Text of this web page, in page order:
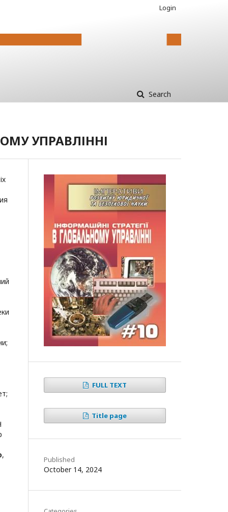
Search
Login
УПРАВЛІННІ
;
;
,
FULL TEXT
Title page
Published
October 14, 2024